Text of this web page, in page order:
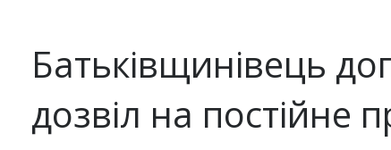
Батьківщинівець
дозвіл на постійне